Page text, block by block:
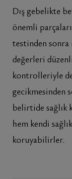
Dış gebelikte
önemli
testinden sonra
değerleri
kontrolleriyle
gecikmesinden
belirtide sağlık
hem kendi
koruyabilirler.